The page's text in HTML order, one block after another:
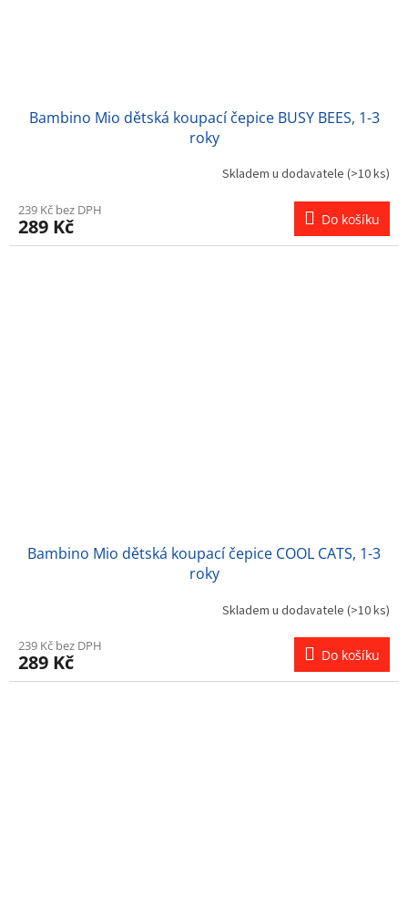
Bambino Mio dětská koupací čepice BUSY BEES, 1-3
roky
Skladem u dodavatele (>10 ks)
239 Kč bez DPH
289 Kč Do košíku
Bambino Mio dětská koupací čepice COOL CATS, 1-3
roky
Skladem u dodavatele (>10 ks)
239 Kč bez DPH
289 Kč Do košíku